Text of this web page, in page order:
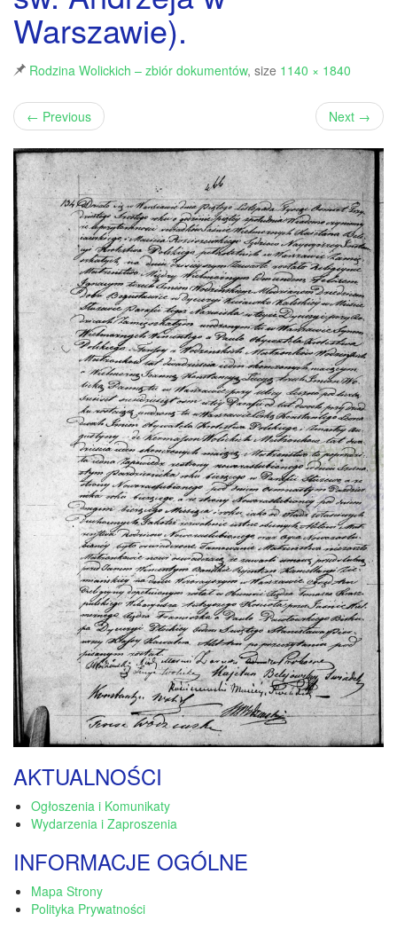
Warszawie).
Rodzina Wolickich – zbiór dokumentów, size 1140 × 1840
← Previous Next →
AKTUALNOŚCI
Ogłoszenia i Komunikaty
Wydarzenia i Zaproszenia
INFORMACJE OGÓLNE
Mapa Strony
Polityka Prywatności